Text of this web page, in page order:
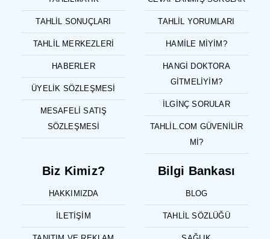
TAHLIL SONUÇLARI
TAHLIL MERKEZLERI
HABERLER
ÜYELIK SÖZLEŞMESI
MESAFELI SATIŞ
SÖZLEŞMESI
TAHLIL YORUMLARI
HAMILE MIYIM?
HANGI DOKTORA
GITMELIYIM?
İLGINÇ SORULAR
TAHLIL.COM GÜVENILIR
MI?
Biz Kimiz?
HAKKIMIZDA
İLETIŞIM
Bilgi Bankası
BLOG
TAHLIL SÖZLÜĞÜ